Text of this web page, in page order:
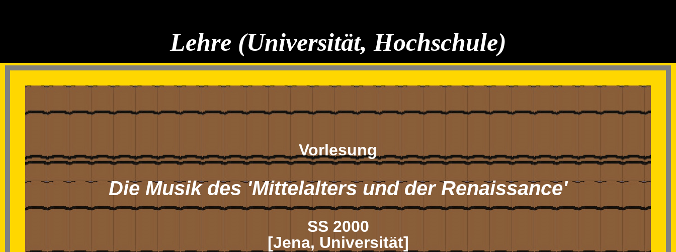
Lehre (Universität, Hochschule)
Vorlesung
Die Musik des 'Mittelalters und der Renaissance'
SS 2000
[Jena, Universität]